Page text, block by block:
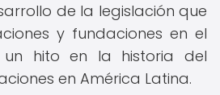
de la legislación que
y fundaciones en el
hito en la historia del
en América Latina.